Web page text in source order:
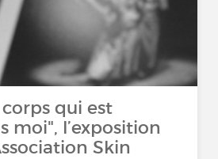
qui est
moi", l’exposition
Skin